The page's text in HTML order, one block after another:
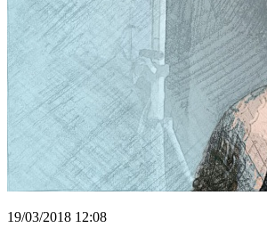
19/03/2018 12:08